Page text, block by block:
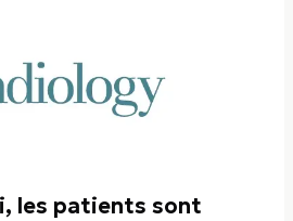
les patients sont